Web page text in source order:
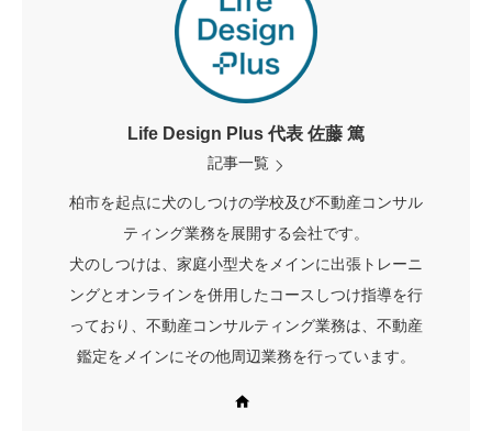
Life Design Plus 代表 佐藤 篤
記事一覧
柏市を起点に犬のしつけの学校及び不動産コンサル
ティング業務を展開する会社です。
犬のしつけは、家庭小型犬をメインに出張トレーニ
ングとオンラインを併用したコースしつけ指導を行
っており、不動産コンサルティング業務は、不動産
鑑定をメインにその他周辺業務を行っています。